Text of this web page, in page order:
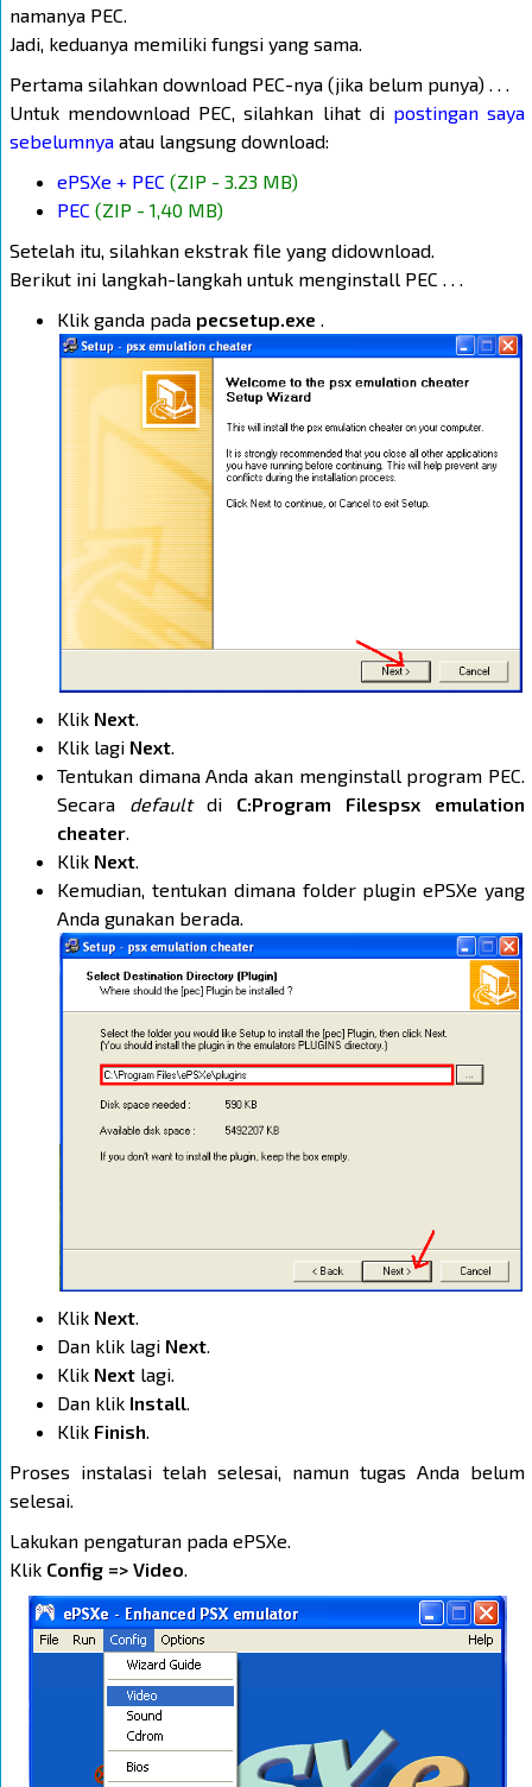
namanya PEC.
Jadi, keduanya memiliki fungsi yang sama.
Pertama silahkan download PEC-nya (jika belum punya) . . .
Untuk mendownload PEC, silahkan lihat di postingan saya
sebelumnya atau langsung download:
ePSXe + PEC (ZIP - 3.23 MB)
PEC (ZIP - 1,40 MB)
Setelah itu, silahkan ekstrak file yang didownload.
Berikut ini langkah-langkah untuk menginstall PEC . . .
Klik ganda pada pecsetup.exe .
Klik Next.
Klik lagi Next.
Tentukan dimana Anda akan menginstall program PEC.
Secara defaultdi C:Program Filespsx emulation
cheater.
Klik Next.
Kemudian, tentukan dimana folder plugin ePSXe yang
Anda gunakan berada.
Klik Next.
Dan klik lagi Next.
Klik Next lagi.
Dan klik Install.
Klik Finish.
Proses instalasi telah selesai, namun tugas Anda belum
selesai.
Lakukan pengaturan pada ePSXe.
Klik Config => Video.